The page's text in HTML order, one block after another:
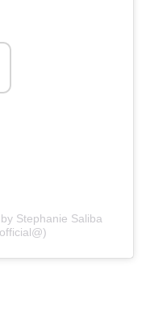
(@stephaniesalibaofficial)